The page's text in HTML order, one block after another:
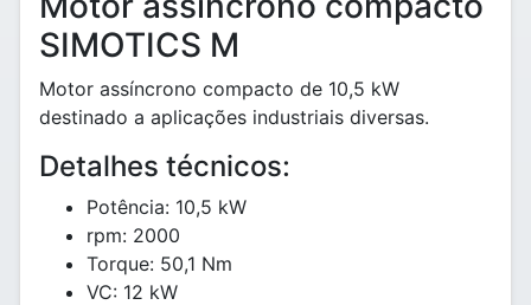
SIMOTICS M
Motor assíncrono compacto de 10,5 kW
destinado a aplicações industriais diversas.
Detalhes técnicos:
Potência: 10,5 kW
rpm: 2000
Torque: 50,1 Nm
VC: 12 kW